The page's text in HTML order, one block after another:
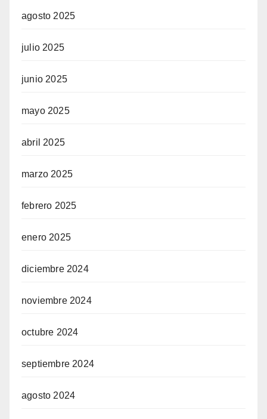
agosto 2025
julio 2025
junio 2025
mayo 2025
abril 2025
marzo 2025
febrero 2025
enero 2025
diciembre 2024
noviembre 2024
octubre 2024
septiembre 2024
agosto 2024